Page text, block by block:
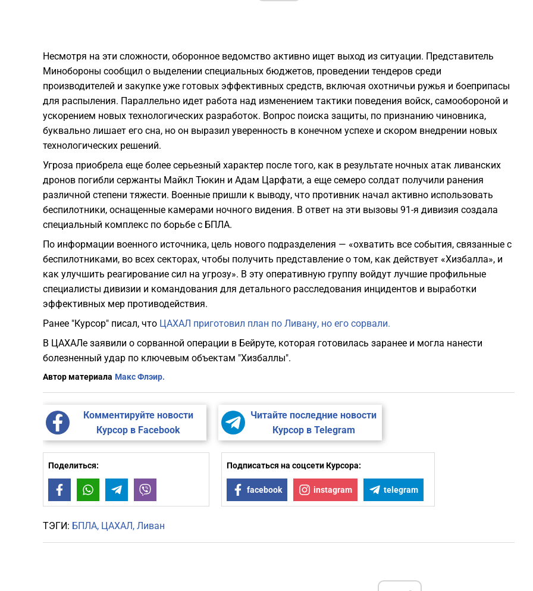
​Несмотря на эти сложности, оборонное ведомство активно ищет выход из ситуации. Представитель
Минобороны сообщил о выделении специальных бюджетов, проведении тендеров среди
производителей и закупке уже готовых эффективных средств, включая охотничьи ружья и боеприпасы
для распыления. Параллельно идет работа над изменением тактики поведения войск, самообороной и
ускорением новых технологических разработок. Вопрос поиска защиты, по признанию чиновника,
буквально лишает его сна, но он выразил уверенность в конечном успехе и скором внедрении новых
технологических решений.
​Угроза приобрела еще более серьезный характер после того, как в результате ночных атак ливанских
дронов погибли сержанты Майкл Тюкин и Адам Царфати, а еще семеро солдат получили ранения
различной степени тяжести. Военные пришли к выводу, что противник начал активно использовать
беспилотники, оснащенные камерами ночного видения. В ответ на эти вызовы 91-я дивизия создала
специальный комплекс по борьбе с БПЛА.
По информации военного источника, цель нового подразделения — «охватить все события, связанные с
беспилотниками, во всех секторах, чтобы получить представление о том, как действует «Хизбалла», и
как улучшить реагирование сил на угрозу». В эту оперативную группу войдут лучшие профильные
специалисты дивизии и командования для детального расследования инцидентов и выработки
эффективных мер противодействия.
Ранее "Курсор" писал, что ЦАХАЛ приготовил план по Ливану, но его сорвали.
В ЦАХАЛе заявили о сорванной операции в Бейруте, которая готовилась заранее и могла нанести
болезненный удар по ключевым объектам "Хизбаллы".
Автор материала Макс Флэир.
Комментируйте новости
Курсор в Facebook
Читайте последние новости
Курсор в Telegram
Поделиться:
FacebookWhatsAppTelegram
Подписаться на соцсети Курсора:
facebook instagram telegram
ТЭГИ: БПЛА ЦАХАЛ Ливан